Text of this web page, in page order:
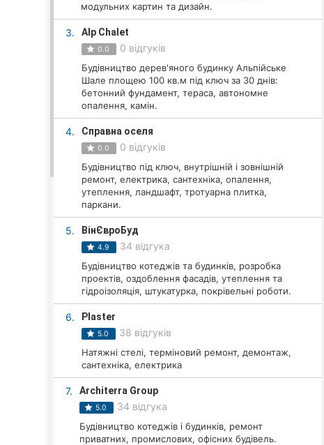
Всі рубрики
Хмельницький
Кропивницький
Харків
модульних картин та дизайн.
3. Alp Chalet
0.0 0 відгуків
Будівництво дерев'яного будинку Альпійське
Шале площею 100 кв.м під ключ за 30 днів:
бетонний фундамент, тераса, автономне
опалення, камін.
4. Справна оселя
0.0 0 відгуків
Будівництво під ключ, внутрішній і зовнішній
ремонт, електрика, сантехніка, опалення,
утеплення, ландшафт, тротуарна плитка,
паркани.
5. ВінЄвроБуд
4.9 34 відгука
Будівництво котеджів та будинків, розробка
проектів, оздоблення фасадів, утеплення та
гідроізоляція, штукатурка, покрівельні роботи.
6. Plaster
5.0 38 відгуків
Натяжні стелі, терміновий ремонт, демонтаж,
сантехніка, електрика
7. Architerra Group
5.0 34 відгука
Будівництво котеджів і будинків, ремонт
приватних, промислових, офісних будівель.